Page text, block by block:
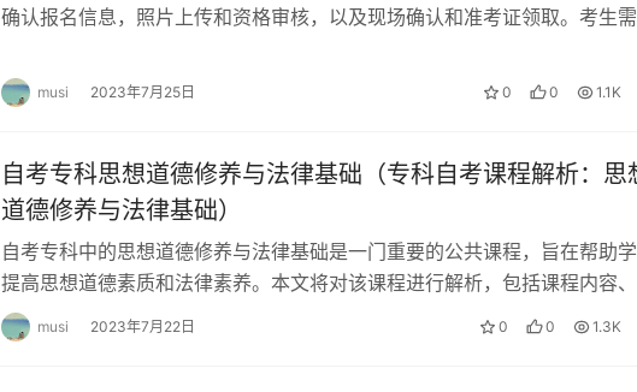
确认报名信息，照片上传和资格审核，以及现场确认和准考证领取。考生需
musi 2023年7月25日 0 0 1.1K
自考专科思想道德修养与法律基础（专科自考课程解析：思
道德修养与法律基础）
自考专科中的思想道德修养与法律基础是一门重要的公共课程，旨在帮助
提高思想道德素质和法律素养。本文将对该课程进行解析，包括课程内容、
试形式以及学习方法等方面的内容。 一、思想道…
musi 2023年7月22日 0 0 1.3K